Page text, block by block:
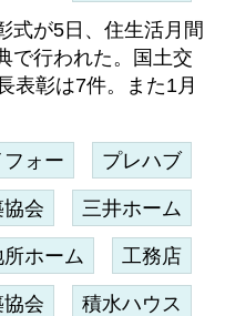
式が5日、住生活月間
で行われた。国土交
表彰は7件。また1月
ォー プレハブ
会 三井ホーム
ホーム 工務店
会 積水ハウス